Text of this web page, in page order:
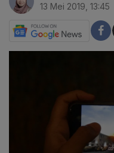
13 Mei 2019, 13:45